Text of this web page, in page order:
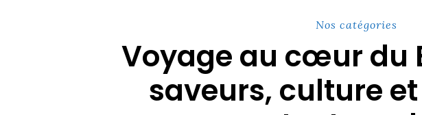
Nos catégories
Voyage au cœur du
saveurs, culture